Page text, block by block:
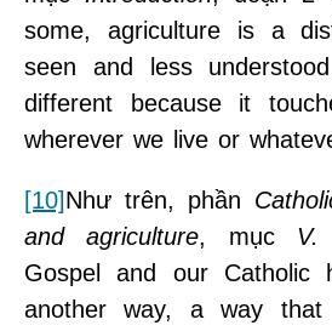
some, agriculture is a
seen and less
different because it
wherever we live or
[10]Như trên, phần
and agriculture, mục V.
Gospel and our Catholic
another way, a way